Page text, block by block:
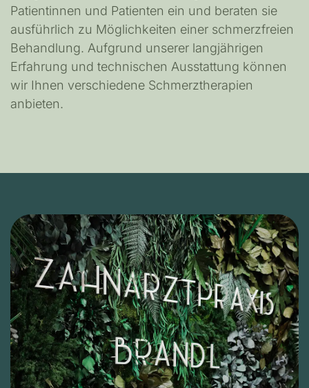
Patientinnen und Patienten ein und beraten sie
ausführlich zu Möglichkeiten einer schmerzfreien
Behandlung. Aufgrund unserer langjährigen
Erfahrung und technischen Ausstattung können
wir Ihnen verschiedene Schmerztherapien
anbieten.